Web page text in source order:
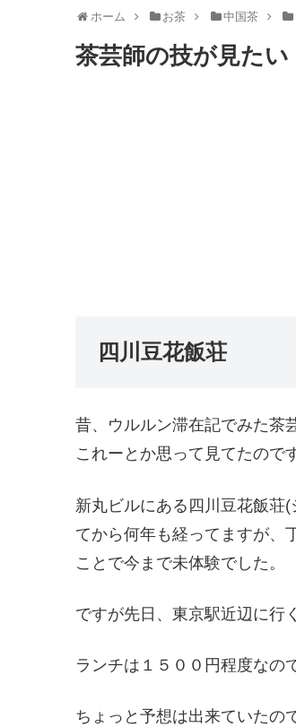
ホーム お茶 中国茶
茶芸師の技が見たい
四川豆花飯荘
昔、ウルルン滞在記でみた茶
これーとか思って見てたので
新丸ビルにある四川豆花飯荘
てから何年も経ってますが、
ことで今まで未体験でした。
ですが先日、東京駅近辺に行
ランチは１５００円程度なの
ちょっと予想は出来ていたの